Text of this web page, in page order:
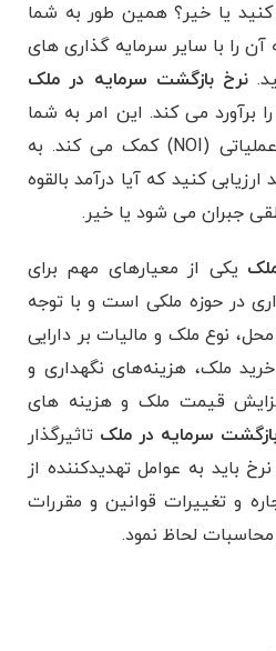
یا خیر؟ همین طور به شما
را با سایر سرمایه گذاری های
نرخ بازگشت سرمایه در ملک
می کند. این امر به شما
در محاسبه درآمد خالص عملیاتی (NOI) کمک می کند. به
کنید که آیا درآمد بالقوه
جبران می شود یا خیر.
یکی از معیارهای مهم برای
در حوزه ملکی است و با توجه
نوع ملک و مالیات بر دارایی
ملک، هزینه‌های نگهداری و
قیمت ملک و هزینه‌ های
سرمایه در ملک تاثیرگذار
باید به عوامل تهدیدکننده از
و تغییرات قوانین و مقررات
محاسبات لحاظ نمود.